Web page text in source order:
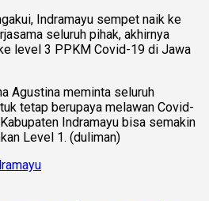
Indramayu sempet naik ke
seluruh pihak, akhirnya
level 3 PPKM Covid-19 di Jawa
Agustina meminta seluruh
tetap berupaya melawan Covid-
Indramayu bisa semakin
Level 1. (duliman)